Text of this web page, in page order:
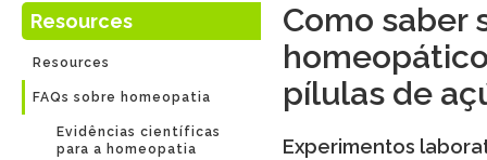
Resources
Resources
FAQs sobre homeopatia
Evidências científicas
para a homeopatia
Como saber
pílulas de
Experimentos